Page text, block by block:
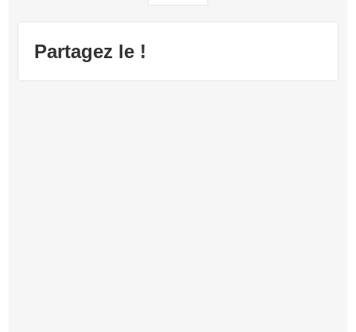
Partagez le !